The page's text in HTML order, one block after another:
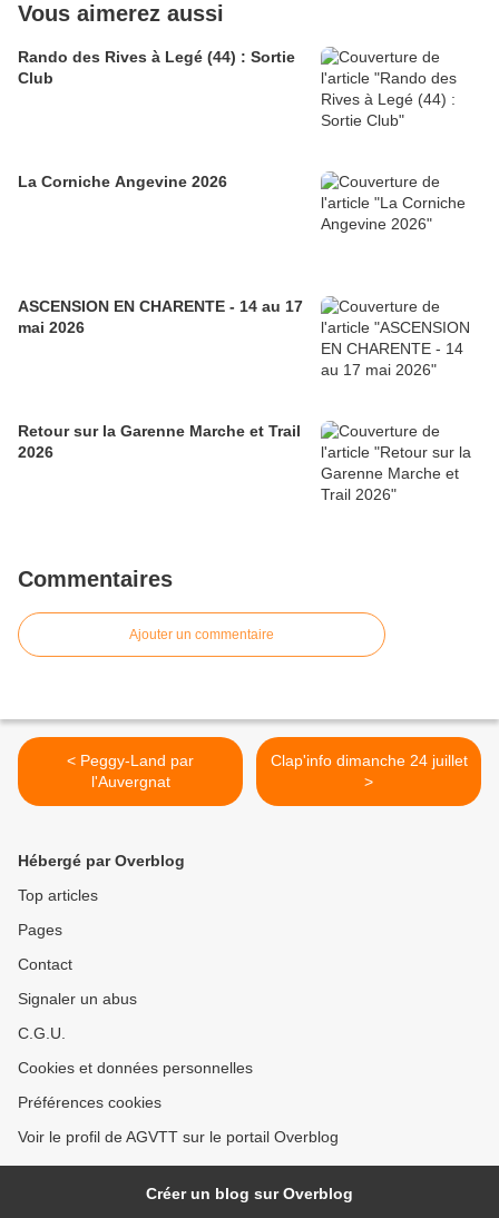
Vous aimerez aussi
Rando des Rives à Legé (44) : Sortie
Club
La Corniche Angevine 2026
ASCENSION EN CHARENTE - 14 au 17
mai 2026
Retour sur la Garenne Marche et Trail
2026
Commentaires
Ajouter un commentaire
< Peggy-Land par
l'Auvergnat
Clap'info dimanche 24 juillet
>
Hébergé par Overblog
Top articles
Pages
Contact
Signaler un abus
C.G.U.
Cookies et données personnelles
Préférences cookies
Voir le profil de AGVTT sur le portail Overblog
Créer un blog sur Overblog